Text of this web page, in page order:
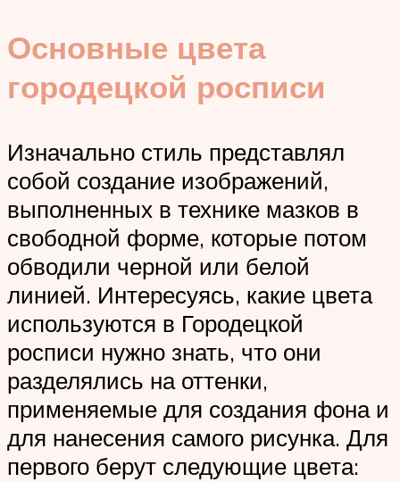
Основные цвета
городецкой росписи
Изначально стиль представлял
собой создание изображений,
выполненных в технике мазков в
свободной форме, которые потом
обводили черной или белой
линией. Интересуясь, какие цвета
используются в Городецкой
росписи нужно знать, что они
разделялись на оттенки,
применяемые для создания фона и
для нанесения самого рисунка. Для
первого берут следующие цвета: